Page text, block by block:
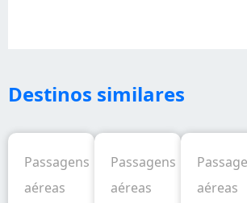
Destinos similares
Passagens
aéreas
Passagens
aéreas
aéreas